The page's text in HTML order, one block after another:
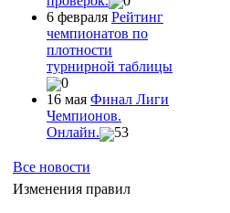
6 февраля Рейтинг
чемпионатов по
плотности
турнирной таблицы
0
16 мая Финал Лиги
Чемпионов.
Онлайн.
53
Все новости
Изменения правил